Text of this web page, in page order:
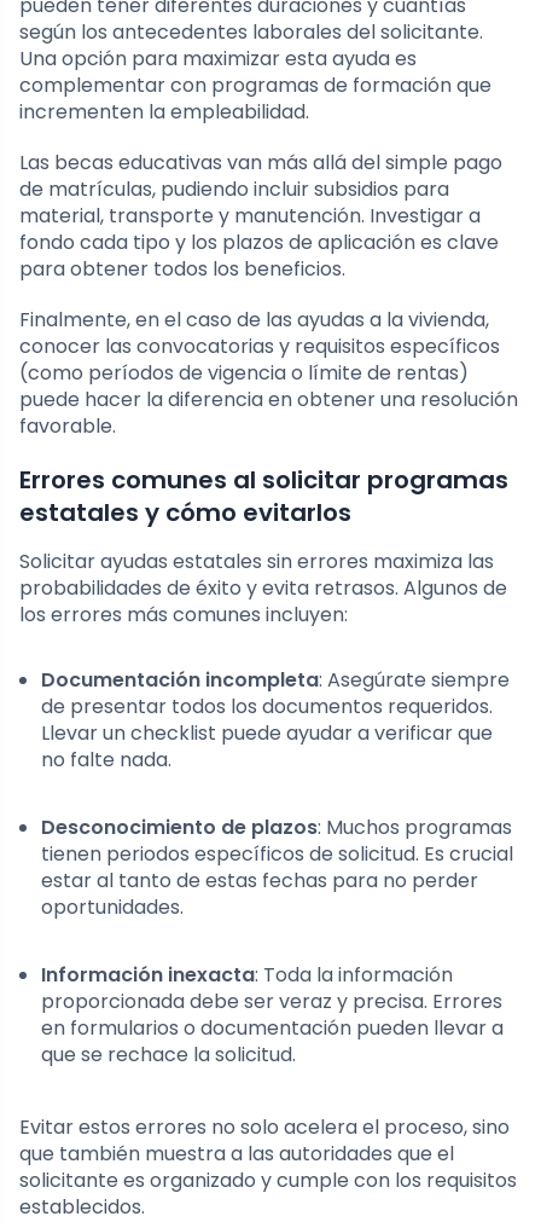
según los antecedentes laborales del solicitante.
Una opción para maximizar esta ayuda es
complementar con programas de formación que
incrementen la empleabilidad.
Las becas educativas van más allá del simple pago
de matrículas, pudiendo incluir subsidios para
material, transporte y manutención. Investigar a
fondo cada tipo y los plazos de aplicación es clave
para obtener todos los beneficios.
Finalmente, en el caso de las ayudas a la vivienda,
conocer las convocatorias y requisitos específicos
(como períodos de vigencia o límite de rentas)
puede hacer la diferencia en obtener una resolución
favorable.
Errores comunes al solicitar programas
estatales y cómo evitarlos
Solicitar ayudas estatales sin errores maximiza las
probabilidades de éxito y evita retrasos. Algunos de
los errores más comunes incluyen:
Documentación incompleta: Asegúrate siempre
de presentar todos los documentos requeridos.
Llevar un checklist puede ayudar a verificar que
no falte nada.
Desconocimiento de plazos: Muchos programas
tienen periodos específicos de solicitud. Es crucial
estar al tanto de estas fechas para no perder
oportunidades.
Información inexacta: Toda la información
proporcionada debe ser veraz y precisa. Errores
en formularios o documentación pueden llevar a
que se rechace la solicitud.
Evitar estos errores no solo acelera el proceso, sino
que también muestra a las autoridades que el
solicitante es organizado y cumple con los requisitos
establecidos.